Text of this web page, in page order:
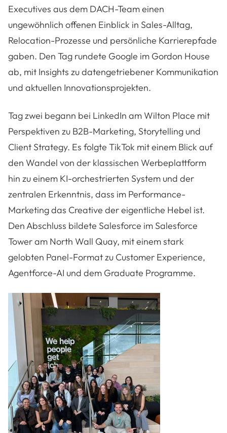
Executives aus dem DACH-Team einen
ungewöhnlich offenen Einblick in Sales-Alltag,
Relocation-Prozesse und persönliche Karrierepfade
gaben. Den Tag rundete Google im Gordon House
ab, mit Insights zu datengetriebener Kommunikation
und aktuellen Innovationsprojekten.
Tag zwei begann bei LinkedIn am Wilton Place mit
Perspektiven zu B2B-Marketing, Storytelling und
Client Strategy. Es folgte TikTok mit einem Blick auf
den Wandel von der klassischen Werbeplattform
hin zu einem KI-orchestrierten System und der
zentralen Erkenntnis, dass im Performance-
Marketing das Creative der eigentliche Hebel ist.
Den Abschluss bildete Salesforce im Salesforce
Tower am North Wall Quay, mit einem stark
gelobten Panel-Format zu Customer Experience,
Agentforce-AI und dem Graduate Programme.